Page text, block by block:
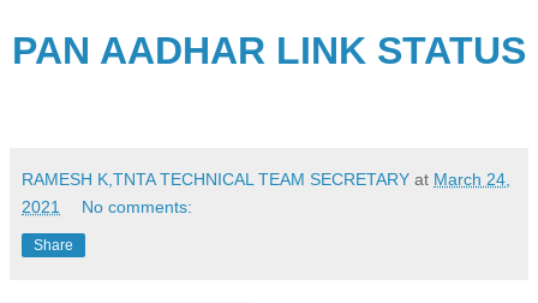
PAN AADHAR LINK STATUS
RAMESH K,TNTA TECHNICAL TEAM SECRETARY at March 24,
2021
No comments:
Share